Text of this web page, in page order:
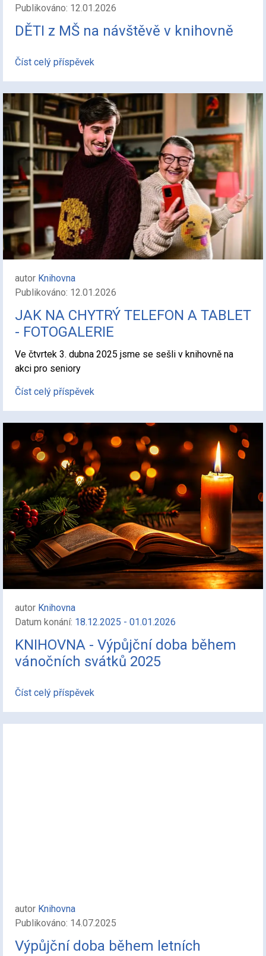
Publikováno: 12.01.2026
DĚTI z MŠ na návštěvě v knihovně
Číst celý příspěvek
autor Knihovna
Publikováno: 12.01.2026
JAK NA CHYTRÝ TELEFON A TABLET
- FOTOGALERIE
Ve čtvrtek 3. dubna 2025 jsme se sešli v knihovně na
akci pro seniory
Číst celý příspěvek
autor Knihovna
Datum konání: 18.12.2025 - 01.01.2026
KNIHOVNA - Výpůjční doba během
vánočních svátků 2025
Číst celý příspěvek
autor Knihovna
Publikováno: 14.07.2025
Výpůjční doba během letních